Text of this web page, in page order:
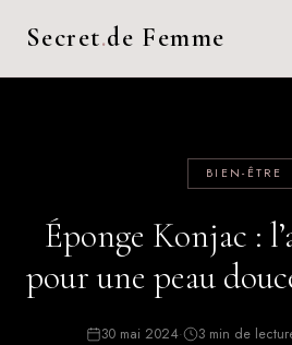
Secret.de Femme
BIEN-ÊTRE
Éponge Konjac :
pour une peau
30 mai 2024· 3 min de